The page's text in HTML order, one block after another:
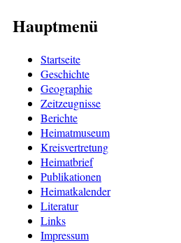
Hauptmenü
Startseite
Geschichte
Geographie
Zeitzeugnisse
Berichte
Heimatmuseum
Kreisvertretung
Heimatbrief
Publikationen
Heimatkalender
Literatur
Links
Impressum